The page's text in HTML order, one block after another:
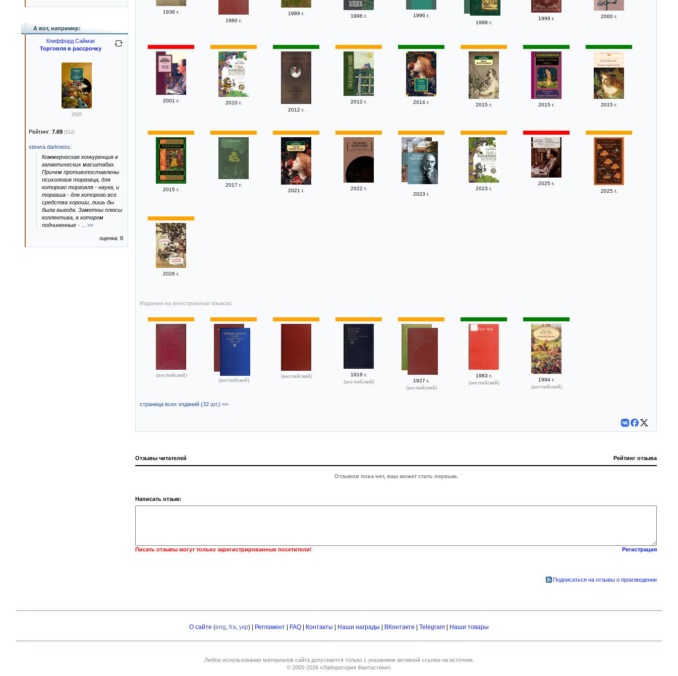
1936 г.
1980 г.
1989 г. 1996 г.
1996 г.
1998 г.
1999 г. 2000 г.
2001 г.
2010 г.
2012 г.
2012 г. 2014 г. 2015 г. 2015 г. 2015 г.
2015 г.
2017 г.
2021 г.
2022 г.
2023 г.
2023 г.
2025 г.
2025 г.
2026 г.
Издания на иностранных языках:
(английский)
(английский)
(английский)
1919 г.
(английский)
1927 г.
(английский)
1983 г.
(английский)
1994 г.
(английский)
страница всех изданий (32 шт.) >>
Отзывы читателей Рейтинг отзыва
Отзывов пока нет, ваш может стать первым.
Написать отзыв:
Писать отзывы могут только зарегистрированные посетители! Регистрация
Подписаться на отзывы о произведении
А вот, например:
Клиффорд Саймак
Торговля в рассрочку
2025
Рейтинг: 7.69 (512)
stewra darkness:
Коммерческая конкуренция в
галактических масштабах.
Причем противопоставлены
психология торговца, для
которого торговля - наука, и
торгаша - для которого все
средства хороши, лишь бы
была выгода. Заметны плюсы
коллектива, в котором
подчиненные -
>>
оценка: 8
О сайте (eng, fra, укр) | Регламент FAQ Контакты Наши награды ВКонтакте Telegram Наши товары
Любое использование материалов сайта допускается только с указанием активной ссылки на источник.
© 2005-2026 «Лаборатория Фантастики».